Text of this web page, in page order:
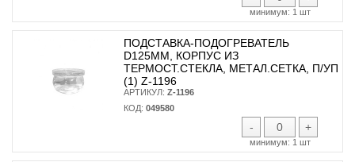
минимум: 1 шт
ПОДСТАВКА-ПОДОГРЕВАТЕЛЬ
D125ММ, КОРПУС ИЗ
ТЕРМОСТ.СТЕКЛА, МЕТАЛ.СЕТКА, П/УП
(1) Z-1196
АРТИКУЛ: Z-1196
КОД: 049580
- +
минимум: 1 шт